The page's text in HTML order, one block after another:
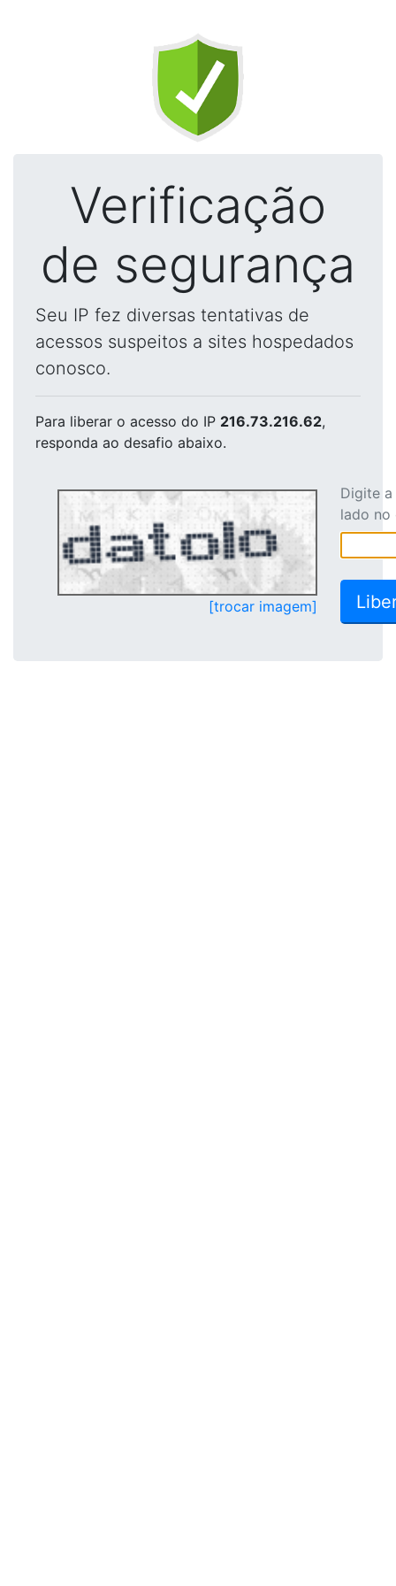
Verificação
de segurança
Seu IP fez diversas tentativas de
acessos suspeitos a sites hospedados
conosco.
Para liberar o acesso do IP 216.73.216.62,
responda ao desafio abaixo.
[trocar imagem]
Digite
lado no